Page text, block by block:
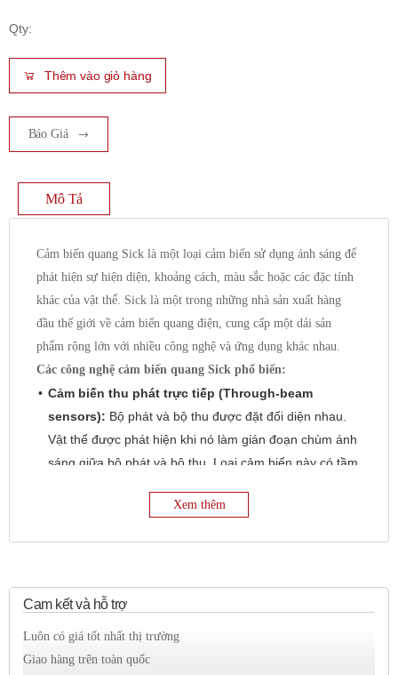
Qty:
Thêm vào giỏ hàng
Báo Giá
Mô Tả
Cảm biến quang Sick là một loại cảm biến sử dụng ánh sáng để
phát hiện sự hiện diện, khoảng cách, màu sắc hoặc các đặc tính
khác của vật thể. Sick là một trong những nhà sản xuất hàng
đầu thế giới về cảm biến quang điện, cung cấp một dải sản
phẩm rộng lớn với nhiều công nghệ và ứng dụng khác nhau.
Các công nghệ cảm biến quang Sick phổ biến:
Cảm biến thu phát trực tiếp (Through-beam
sensors): Bộ phát và bộ thu được đặt đối diện nhau.
Vật thể được phát hiện khi nó làm gián đoạn chùm ánh
sáng giữa bộ phát và bộ thu. Loại cảm biến này có tầm
Cảm biến phản xạ khuếch tán (Diffuse reflective
phản xạ của bề mặt vật thể.
sensors):
Bộ phát và bộ thu được tích hợp trong cùng
một vỏ, và sử dụng một gương phản xạ để trả lại chùm
Xem thêm
Cam kết và hỗ trợ
Luôn có giá tốt nhất thị trường
Giao hàng trên toàn quốc